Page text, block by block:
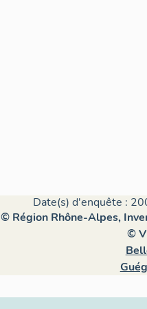
Date(s) d'enquête :
© Région Rhône-Alpes,
©